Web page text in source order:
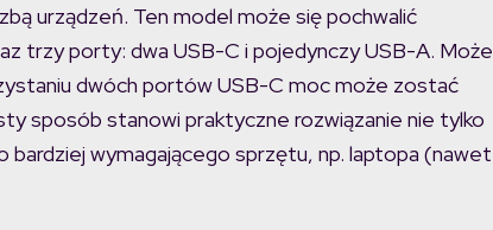
urządzeń. Ten model może się pochwalić
trzy porty: dwa USB-C i pojedynczy USB-A. Może
dwóch portów USB-C moc może zostać
sposób stanowi praktyczne rozwiązanie nie tylko
wymagającego sprzętu, np. laptopa (nawet